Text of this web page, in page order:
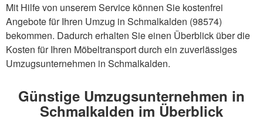
Mit Hilfe von unserem Service können Sie kostenfrei
Angebote für Ihren Umzug in Schmalkalden (98574)
bekommen. Dadurch erhalten Sie einen Überblick über die
Kosten für Ihren Möbeltransport durch ein zuverlässiges
Umzugsunternehmen in Schmalkalden.
Günstige Umzugsunternehmen in
Schmalkalden im Überblick